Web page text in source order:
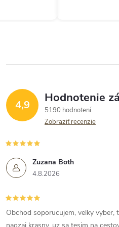
4,9 Hodnotenie
5190 hodnotení
Zobraziť recenzie
Zuzana Both
4.8.2026
Obchod soporucujem, velky vyber,
naozaj krasny, uz sa tesim na